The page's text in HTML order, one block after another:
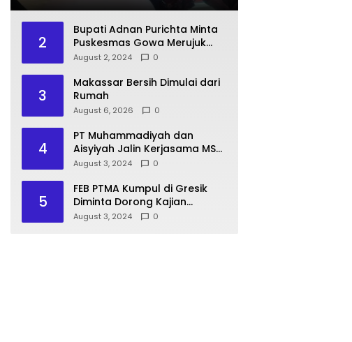
2
Bupati Adnan Purichta Minta
Puskesmas Gowa Merujuk
Pasien BPJS ke RS PKU
Makassar
August 2, 2024 0
3
Makassar Bersih Dimulai dari
Rumah
August 6, 2026 0
4
PT Muhammadiyah dan
Aisyiyah Jalin Kerjasama MSU
Malaysia
August 3, 2024 0
5
FEB PTMA Kumpul di Gresik
Diminta Dorong Kajian
Ekonomi Islam
August 3, 2024 0